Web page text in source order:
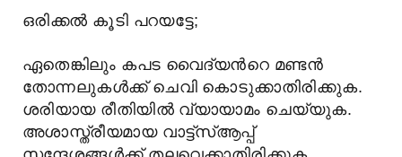
ഒരിക്കൽ കൂടി പറയട്ടേ;
ഏതെങ്കിലും കപട വൈദ്യന്‍റെ മണ്ടന്‍
തോന്നലുകള്‍ക്ക് ചെവി കൊടുക്കാതിരിക്കുക.
ശരിയായ രീതിയിൽ വ്യായാമം ചെയ്യുക.
അശാസ്ത്രീയമായ വാട്ട്സ്ആപ്പ്